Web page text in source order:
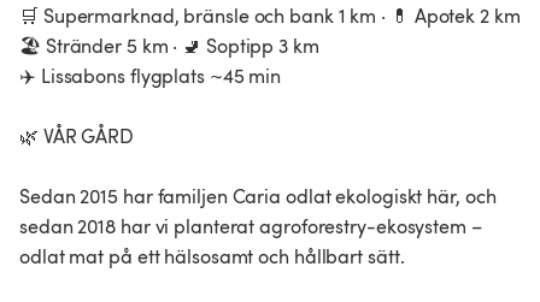
🛒 Supermarknad, bränsle och bank 1 km · 💊 Apotek 2 km
🏖️ Stränder 5 km · 🚽 Soptipp 3 km
✈️ Lissabons flygplats ~45 min
🌿 VÅR GÅRD
Sedan 2015 har familjen Caria odlat ekologiskt här, och
sedan 2018 har vi planterat agroforestry-ekosystem –
odlat mat på ett hälsosamt och hållbart sätt.